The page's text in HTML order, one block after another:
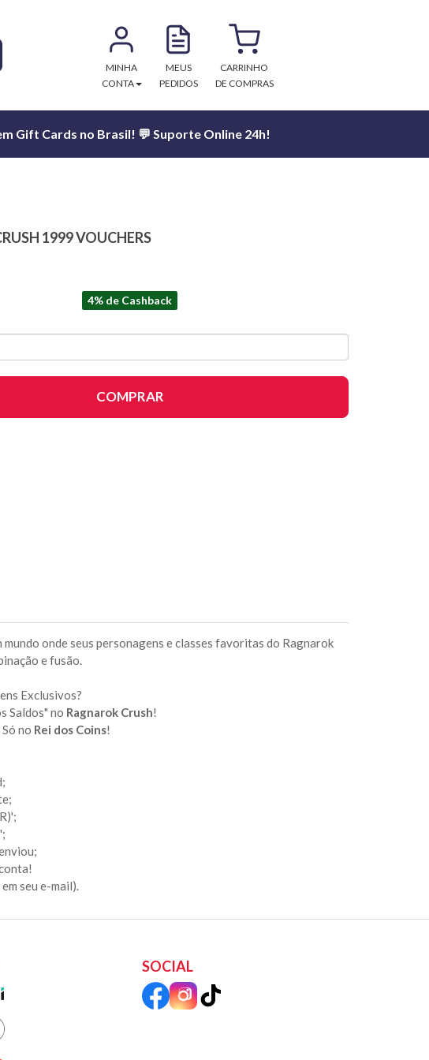
MINHA
CONTA
MEUS
PEDIDOS
CARRINHO
DE COMPRAS
Gift Cards no Brasil! 💬 Suporte Online 24h!
1999 VOUCHERS
4% de Cashback
COMPRAR
onde seus personagens e classes favoritas do Ragnarok
e fusão.
Exclusivos?
Saldos" no Ragnarok Crush!
Só no Rei dos Coins!
seu e-mail).
SOCIAL